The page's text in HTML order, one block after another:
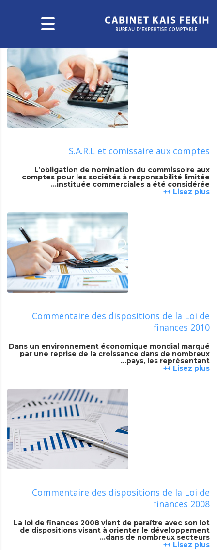
S.A.R.L et comissaire aux comptes
L’obligation de nomination du commissoire aux
comptes pour les sociétés à responsabilité limitée
instituée commerciales a été considérée…
Lisez plus ++
Commentaire des dispositions de la Loi de
finances 2010
Dans un environnement économique mondial marqué
par une reprise de la croissance dans de nombreux
pays, les représentant…
Lisez plus ++
Commentaire des dispositions de la Loi de
finances 2008
La loi de finances 2008 vient de paraître avec son lot
de dispositions visant à orienter le développement
dans de nombreux secteurs…
Lisez plus ++